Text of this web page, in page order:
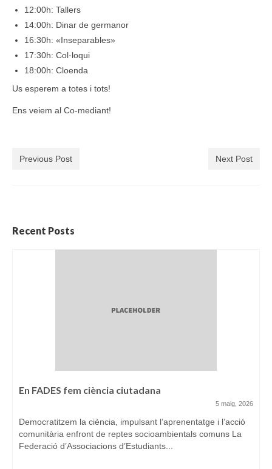
12:00h: Tallers
14:00h: Dinar de germanor
16:30h: «Inseparables»
17:30h: Col·loqui
18:00h: Cloenda
Us esperem a totes i tots!
Ens veiem al Co-mediant!
Previous Post Next Post
Recent Posts
En FADES fem ciència ciutadana
5 maig, 2026
Democratitzem la ciència, impulsant l’aprenentatge i l’acció
comunitària enfront de reptes socioambientals comuns La
Federació d’Associacions d’Estudiants...